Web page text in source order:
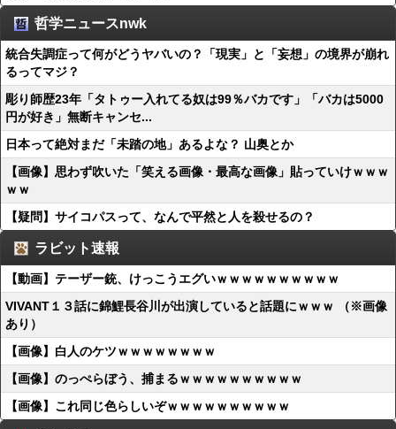
哲学ニュースnwk
統合失調症って何がどうヤバいの？「現実」と「妄想」の境界が崩れ
るってマジ？
彫り師歴23年「タトゥー入れてる奴は99％バカです」「バカは5000
円が好き」無断キャンセ...
日本って絶対まだ「未踏の地」あるよな？ 山奥とか
【画像】思わず吹いた「笑える画像・最高な画像」貼っていけｗｗｗ
ｗｗ
【疑問】サイコパスって、なんで平然と人を殺せるの？
ラビット速報
【動画】テーザー銃、けっこうエグいｗｗｗｗｗｗｗｗｗｗ
VIVANT１３話に錦鯉長谷川が出演していると話題にｗｗｗ （※画像
あり）
【画像】白人のケツｗｗｗｗｗｗｗｗ
【画像】のっぺらぼう、捕まるｗｗｗｗｗｗｗｗｗｗ
【画像】これ同じ色らしいぞｗｗｗｗｗｗｗｗｗｗ